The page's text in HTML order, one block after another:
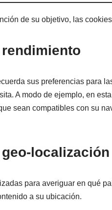
de su objetivo, las
sus preferencias para
A modo de ejemplo, en
sean compatibles con su
localización
para averiguar en qué
a su ubicación.